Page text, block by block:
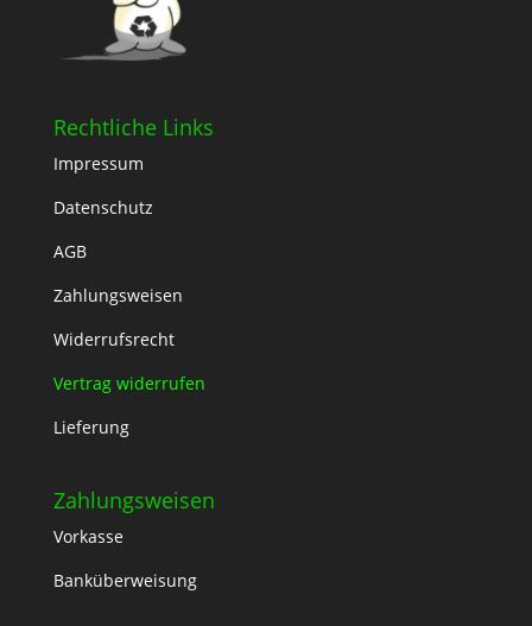
Rechtliche Links
Impressum
Datenschutz
AGB
Zahlungsweisen
Widerrufsrecht
Vertrag widerrufen
Lieferung
Zahlungsweisen
Vorkasse
Banküberweisung